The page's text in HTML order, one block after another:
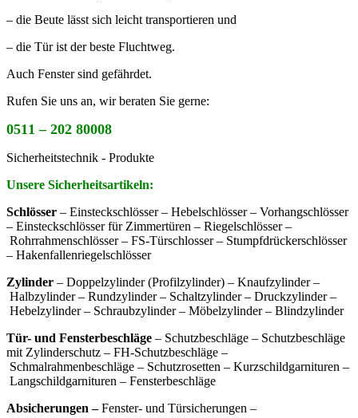
– die Beute lässt sich leicht transportieren und
– die Tür ist der beste Fluchtweg.
Auch Fenster sind gefährdet.
Rufen Sie uns an, wir beraten Sie gerne:
0511 – 202 80008
Sicherheitstechnik - Produkte
Unsere Sicherheitsartikeln:
Schlösser – Einsteckschlösser – Hebelschlösser – Vorhangschlösser
– Einsteckschlösser für Zimmertüren – Riegelschlösser –
Rohrrahmenschlösser – FS-Türschlosser – Stumpfdrückerschlösser
– Hakenfallenriegelschlösser
Zylinder – Doppelzylinder (Profilzylinder) – Knaufzylinder –
Halbzylinder – Rundzylinder – Schaltzylinder – Druckzylinder –
Hebelzylinder – Schraubzylinder – Möbelzylinder – Blindzylinder
Tür- und Fensterbeschläge – Schutzbeschläge – Schutzbeschläge
mit Zylinderschutz – FH-Schutzbeschläge –
Schmalrahmenbeschläge – Schutzrosetten – Kurzschildgarnituren –
Langschildgarnituren – Fensterbeschläge
Absicherungen –Fenster- und Türsicherungen –